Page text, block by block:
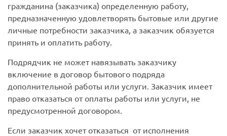
гражданина (заказчика) определенную работу,
предназначенную удовлетворять бытовые или другие
личные потребности заказчика, а заказчик обязуется
принять и оплатить работу.
Подрядчик не может навязывать заказчику
включение в договор бытового подряда
дополнительной работы или услуги. Заказчик имеет
право отказаться от оплаты работы или услуги, не
предусмотренной договором.
Если заказчик хочет отказаться от исполнения